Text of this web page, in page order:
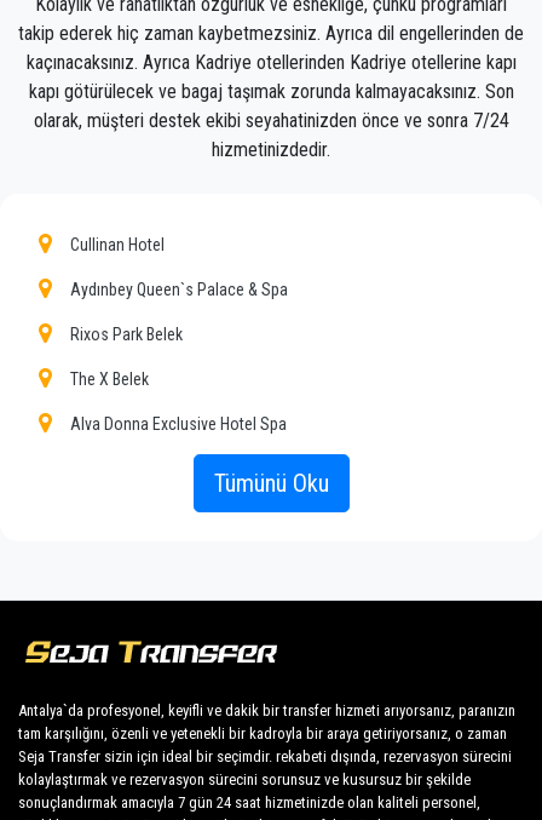
edilmenizi ve Antalya'daki varış noktanıza Kadriye'ya
keyifli bir şekilde ulaşmanızı sağlayacak gururlu
profesyoneller olduğundan, transfer hizmetimizle
olan deneyiminiz olağanüstü olacaktır.
Müşterilerimize Kadriye'da her yere uygun fiyat,
Seja Transfer
ile toplu taşıma araçlarına güzel bir alternatifiz.
bekliyorsun ?
Antalya'daki özel transferiniz için şimdi rezervasyon
Şirketimizin engin tecrübesi, sabit fiyatlarımız ve
ekonomik koşullarımız sayesinde tüm
faydalanacaktır.
Şirketimiz, sunduğu hizmetlerin profesyonelliği ve bu
alanda uzun yıllardır edindiği deneyim sayesinde
Antalya şehrinde mükemmel bir üne sahiptir.
takip ederek hiç zaman kaybetmezsiniz. Ayrıca dil engellerinden de
kaçınacaksınız. Ayrıca Kadriye otellerinden Kadriye otellerine kapı
kapı götürülecek ve bagaj taşımak zorunda kalmayacaksınız. Son
olarak, müşteri destek ekibi seyahatinizden önce ve sonra 7/24
hizmetinizdedir.
Cullinan Hotel
Aydınbey Queen`s Palace & Spa
Rixos Park Belek
The X Belek
Alva Donna Exclusive Hotel Spa
Belek Beach Resort
Crystal Paraiso Verde Resort
Crystal Waterworld Resort Spa
Kirman Hotels Belazur Resort Spa
Mholiday Hotels Belek
Tümünü Oku
Antalya`da profesyonel, keyifli ve dakik bir transfer hizmeti arıyorsanız, paranızın
tam karşılığını, özenli ve yetenekli bir kadroyla bir araya getiriyorsanız, o zaman
Seja Transfer sizin için ideal bir seçimdir. rekabeti dışında, rezervasyon sürecini
kolaylaştırmak ve rezervasyon sürecini sorunsuz ve kusursuz bir şekilde
sonuçlandırmak amacıyla 7 gün 24 saat hizmetinizde olan kaliteli personel,